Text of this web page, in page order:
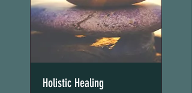
Holistic Healing